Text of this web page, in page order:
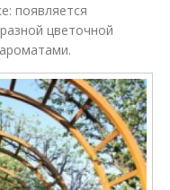
появляется
цветочной